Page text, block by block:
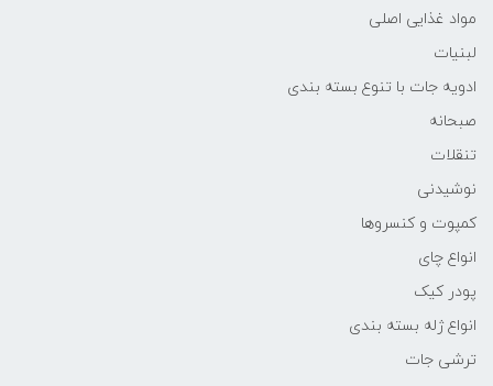
مواد غذایی اصلی
لبنیات
ادویه جات با تنوع بسته بندی
صبحانه
تنقلات
نوشیدنی
کمپوت و کنسروها
انواع چای
پودر کیک
انواع ژله بسته بندی
ترشی جات